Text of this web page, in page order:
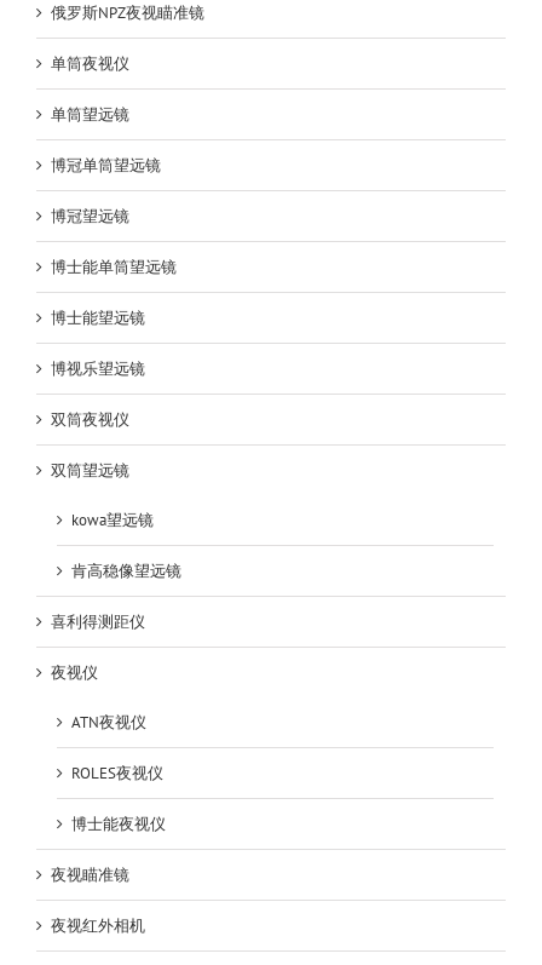
俄罗斯NPZ夜视瞄准镜
单筒夜视仪
单筒望远镜
博冠单筒望远镜
博冠望远镜
博士能单筒望远镜
博士能望远镜
博视乐望远镜
双筒夜视仪
双筒望远镜
kowa望远镜
肯高稳像望远镜
喜利得测距仪
夜视仪
ATN夜视仪
ROLES夜视仪
博士能夜视仪
夜视瞄准镜
夜视红外相机